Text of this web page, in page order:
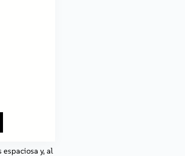
espaciosa y, al